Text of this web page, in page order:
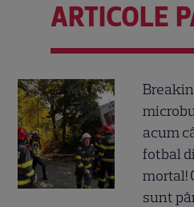
ARTICOLE
acum
fotbal
mortal!
sunt